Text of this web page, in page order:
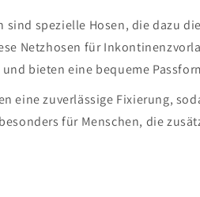
sind spezielle Hosen, die dazu
Netzhosen für
bieten eine bequeme
eine zuverlässige Fixierung,
für Menschen, die